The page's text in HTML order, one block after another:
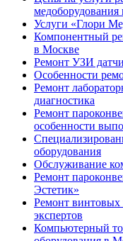
Услуги «Глори
Компонентный
в Москве
Ремонт УЗИ
Особенности
Ремонт
диагностика
Ремонт
особенности
оборудования
Обслуживание
Ремонт
Эстетик»
Ремонт винтовых
экспертов
Компьютерный